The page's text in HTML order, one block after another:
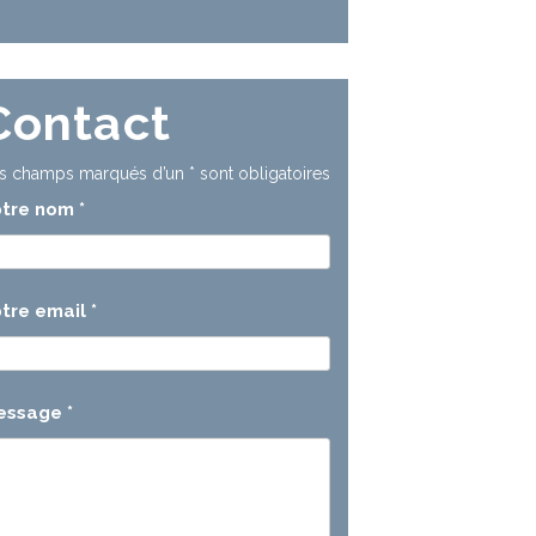
champs marqués d’un * sont obligatoires
nom *
email *
*